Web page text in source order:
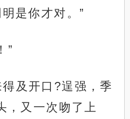
是你才对。”
”
及开口?逞强，季
，又一次吻了上